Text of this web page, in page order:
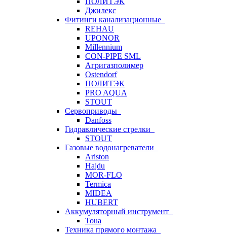
Джилекс
Фитинги канализационные
REHAU
UPONOR
Millennium
CON-PIPE SML
Агригазполимер
Ostendorf
ПОЛИТЭК
PRO AQUA
STOUT
Сервоприводы
Danfoss
Гидравлические стрелки
STOUT
Газовые водонагреватели
Ariston
Hajdu
MOR-FLO
Termica
MIDEA
HUBERT
Аккумуляторный инструмент
Toua
Техника прямого монтажа